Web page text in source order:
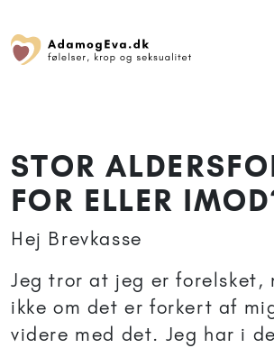
STOR
FOR ELLER
Hej Brevkasse
Jeg tror at jeg er forelsket,
ikke om det er forkert af
videre med det. Jeg har i